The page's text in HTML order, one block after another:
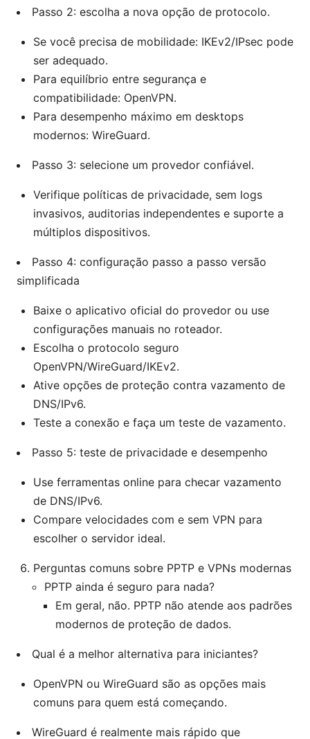
Passo 2: escolha a nova opção de protocolo.
Se você precisa de mobilidade: IKEv2/IPsec pode
ser adequado.
Para equilíbrio entre segurança e
compatibilidade: OpenVPN.
Para desempenho máximo em desktops
modernos: WireGuard.
Passo 3: selecione um provedor confiável.
Verifique políticas de privacidade, sem logs
invasivos, auditorias independentes e suporte a
múltiplos dispositivos.
Passo 4: configuração passo a passo versão
simplificada
Baixe o aplicativo oficial do provedor ou use
configurações manuais no roteador.
Escolha o protocolo seguro
OpenVPN/WireGuard/IKEv2.
Ative opções de proteção contra vazamento de
DNS/IPv6.
Teste a conexão e faça um teste de vazamento.
Passo 5: teste de privacidade e desempenho
Use ferramentas online para checar vazamento
de DNS/IPv6.
Compare velocidades com e sem VPN para
escolher o servidor ideal.
Perguntas comuns sobre PPTP e VPNs modernas
PPTP ainda é seguro para nada?
Em geral, não. PPTP não atende aos padrões
modernos de proteção de dados.
Qual é a melhor alternativa para iniciantes?
OpenVPN ou WireGuard são as opções mais
comuns para quem está começando.
WireGuard é realmente mais rápido que